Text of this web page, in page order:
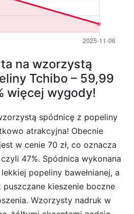
na wzorzystą
Tchibo – 59,99
więcej wygody!
spódnicę z popeliny
atrakcyjna! Obecnie
w cenie 70 zł, co oznacza
47%. Spódnica wykonana
popeliny bawełnianej, a
kieszenie boczne
Wzorzysty nadruk w